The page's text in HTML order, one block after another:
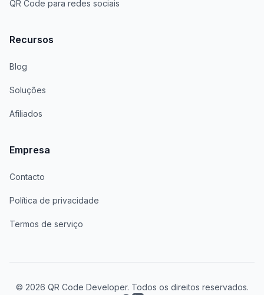
QR Code para redes sociais
Recursos
Blog
Soluções
Afiliados
Empresa
Contacto
Política de privacidade
Termos de serviço
© 2026 QR Code Developer. Todos os direitos reservados.